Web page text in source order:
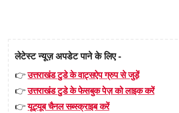
लेटेस्ट न्यूज़ अपडेट पाने के लिए -
👉उत्तराखंड टुडे के वाट्सऐप ग्रुप से जुड़ें
👉उत्तराखंड टुडे के फेसबुक पेज़ को लाइक करें
👉यूट्यूब चैनल सब्स्क्राइब करें